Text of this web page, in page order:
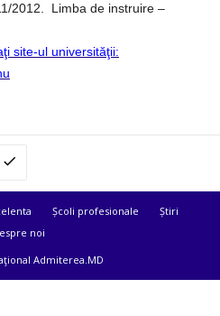
2012. Limba de instruire –
site-ul universităţii:
Școli profesionale
Știri
noi
Admiterea.MD